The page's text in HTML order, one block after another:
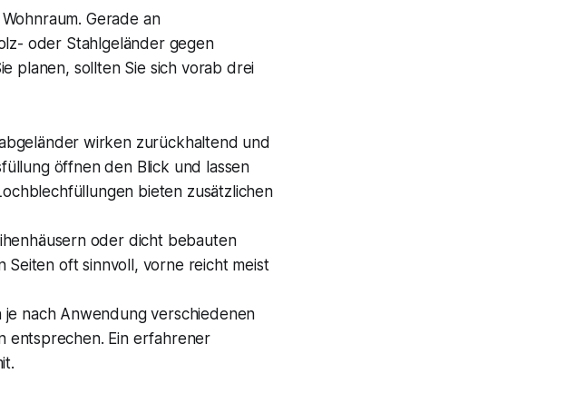
Gerade an
oder Stahlgeländer gegen
planen, sollten Sie sich vorab drei
wirken zurückhaltend und
öffnen den Blick und lassen
bieten zusätzlichen
oder dicht bebauten
Seiten oft sinnvoll, vorne reicht meist
nach Anwendung verschiedenen
entsprechen. Ein erfahrener